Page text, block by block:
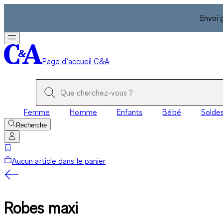
Envoi
Page d’accueil C&A
Femme Homme Enfants Bébé Soldes
Recherche
Aucun article dans le panier
Robes maxi